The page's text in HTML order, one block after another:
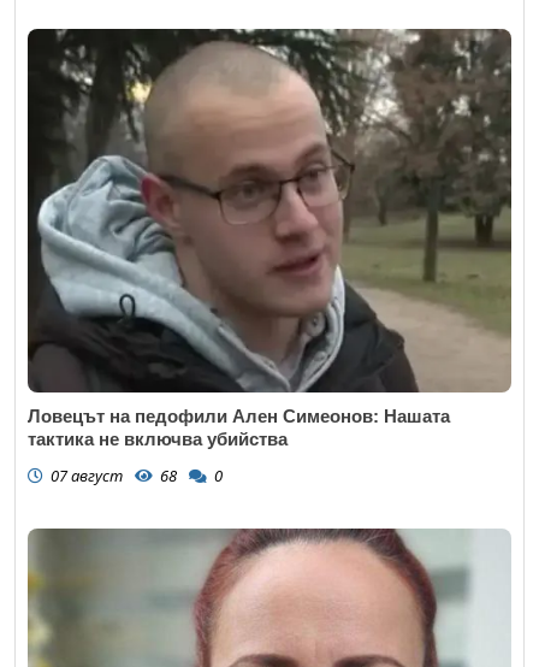
Ловецът на педофили Ален Симеонов: Нашата
тактика не включва убийства
07 август 68 0